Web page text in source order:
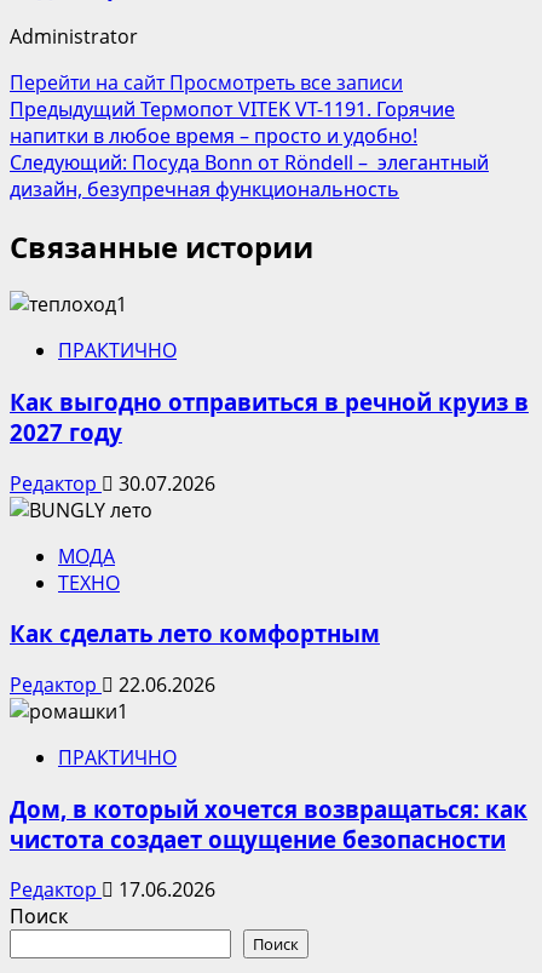
Administrator
Перейти на сайтПросмотреть все записи
Навигация
записи
Предыдущий Термопот VITEK VT-1191. Горячие
напитки в любое время – просто и удобно!
Следующий: Посуда Bonn от Röndell – элегантный
дизайн, безупречная функциональность
Связанные истории
ПРАКТИЧНО
Как выгодно отправиться в речной круиз в
2027 году
Редактор 30.07.2026
МОДА
ТЕХНО
Как сделать лето комфортным
Редактор 22.06.2026
ПРАКТИЧНО
Дом, в который хочется возвращаться: как
чистота создает ощущение безопасности
Редактор
17.06.2026
Поиск
Поиск